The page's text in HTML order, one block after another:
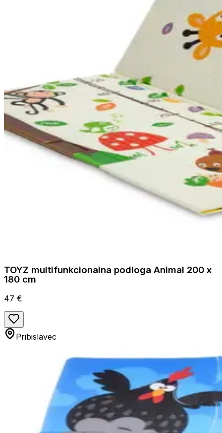
TOYZ multifunkcionalna podloga Animal 200 x
180 cm
47 €
Pribislavec